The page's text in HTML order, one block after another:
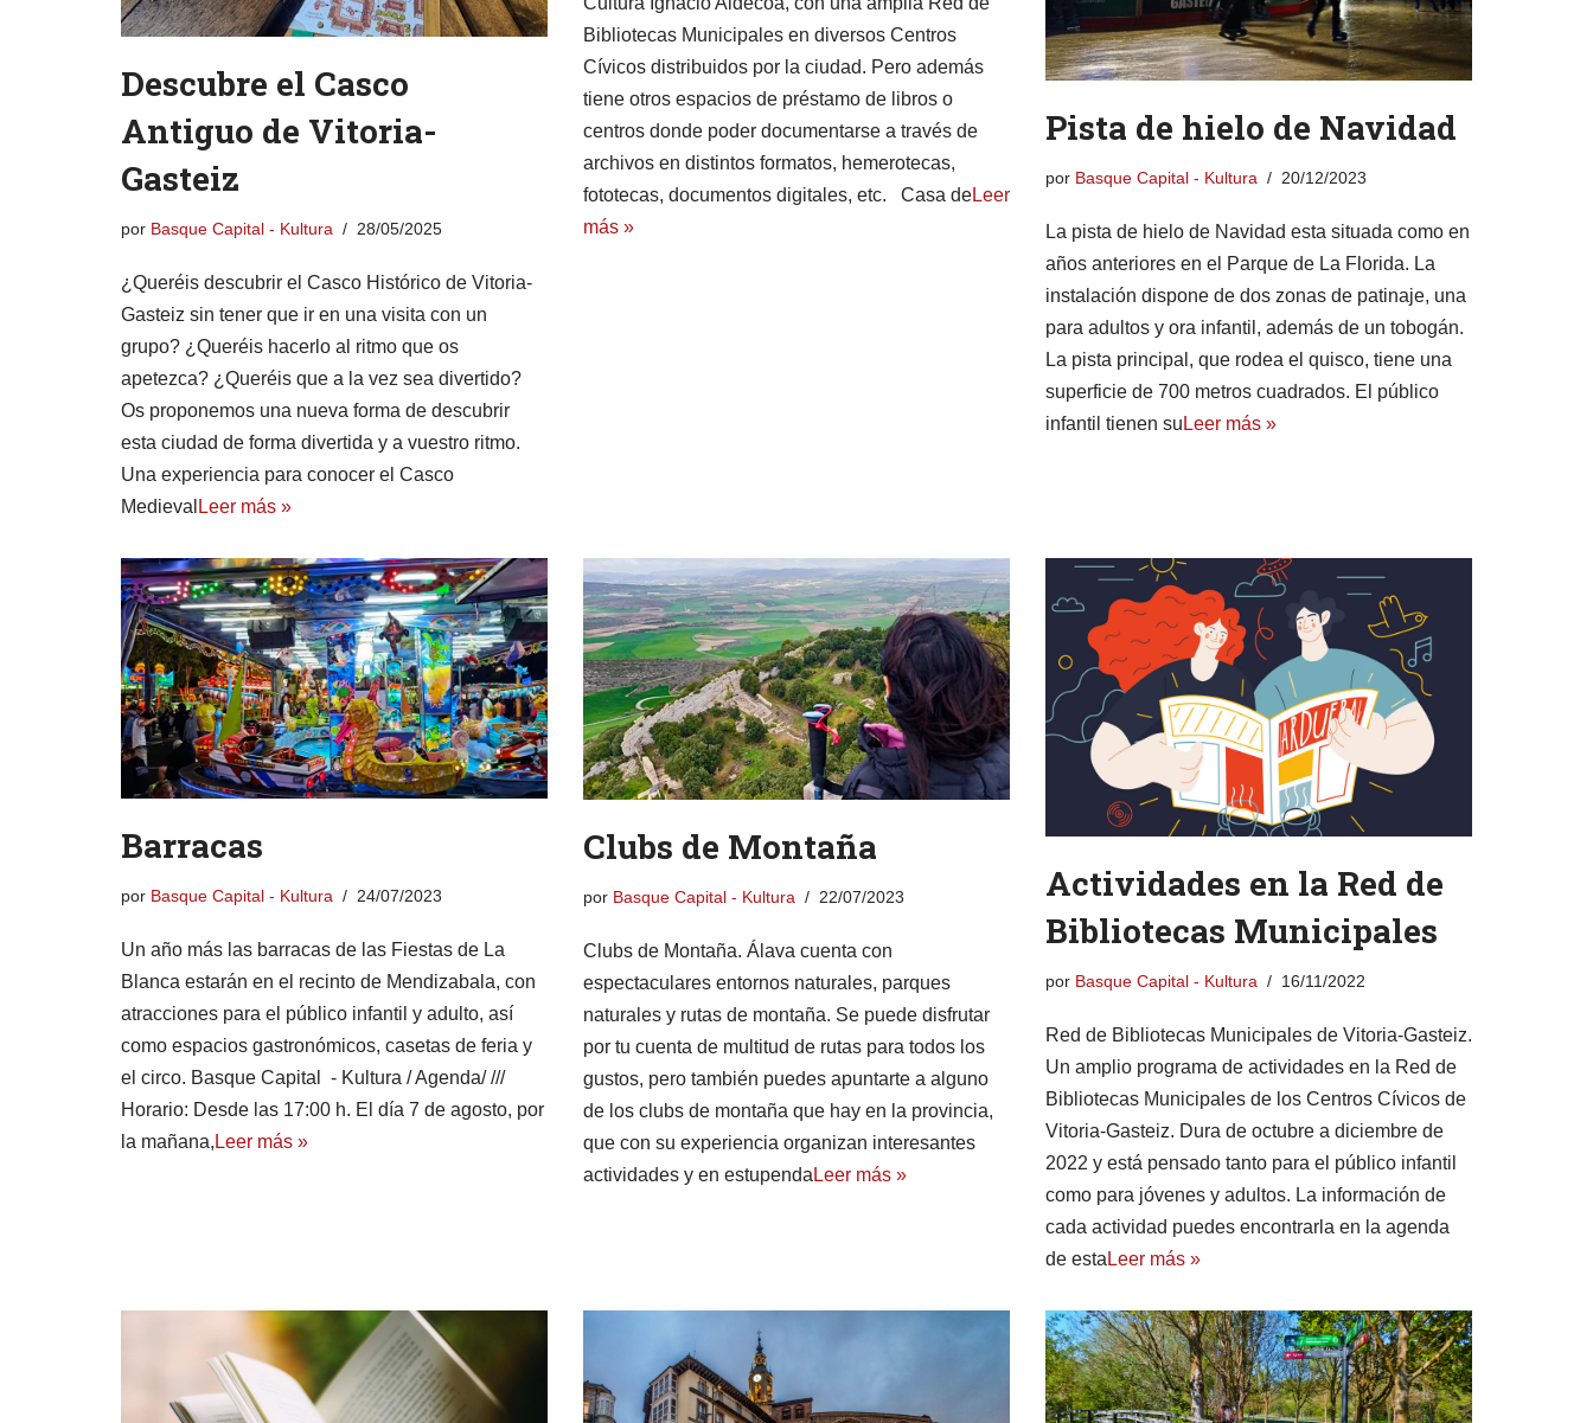
Descubre el Casco
Antiguo de Vitoria-
Gasteiz
por Basque Capital - Kultura 28/05/2025
¿Queréis descubrir el Casco Histórico de Vitoria-
Gasteiz sin tener que ir en una visita con un
grupo? ¿Queréis hacerlo al ritmo que os
apetezca? ¿Queréis que a la vez sea divertido?
Os proponemos una nueva forma de descubrir
esta ciudad de forma divertida y a vuestro ritmo.
Una experiencia para conocer el Casco
Medieval Leer más »
Bibliotecas Municipales en diversos Centros
Cívicos distribuidos por la ciudad. Pero además
tiene otros espacios de préstamo de libros o
centros donde poder documentarse a través de
archivos en distintos formatos, hemerotecas,
fototecas, documentos digitales, etc. Casa deLeer
más »
Pista de hielo de Navidad
por Basque Capital - Kultura 20/12/2023
La pista de hielo de Navidad esta situada como en
años anteriores en el Parque de La Florida. La
instalación dispone de dos zonas de patinaje, una
para adultos y ora infantil, además de un tobogán.
La pista principal, que rodea el quisco, tiene una
superficie de 700 metros cuadrados. El público
infantil tienen su Leer más »
Barracas
por Basque Capital - Kultura 24/07/2023
Un año más las barracas de las Fiestas de La
Blanca estarán en el recinto de Mendizabala, con
atracciones para el público infantil y adulto, así
como espacios gastronómicos, casetas de feria y
el circo. Basque Capital - Kultura / Agenda/ ///
Horario: Desde las 17:00 h. El día 7 de agosto, por
la mañana, Leer más »
Clubs de Montaña
por Basque Capital - Kultura 22/07/2023
Clubs de Montaña. Álava cuenta con
espectaculares entornos naturales, parques
naturales y rutas de montaña. Se puede disfrutar
por tu cuenta de multitud de rutas para todos los
gustos, pero también puedes apuntarte a alguno
de los clubs de montaña que hay en la provincia,
que con su experiencia organizan interesantes
actividades y en estupenda Leer más »
Actividades en la Red de
Bibliotecas Municipales
por Basque Capital - Kultura 16/11/2022
Red de Bibliotecas Municipales de Vitoria-Gasteiz.
Un amplio programa de actividades en la Red de
Bibliotecas Municipales de los Centros Cívicos de
Vitoria-Gasteiz. Dura de octubre a diciembre de
2022 y está pensado tanto para el público infantil
como para jóvenes y adultos. La información de
cada actividad puedes encontrarla en la agenda
de esta Leer más »